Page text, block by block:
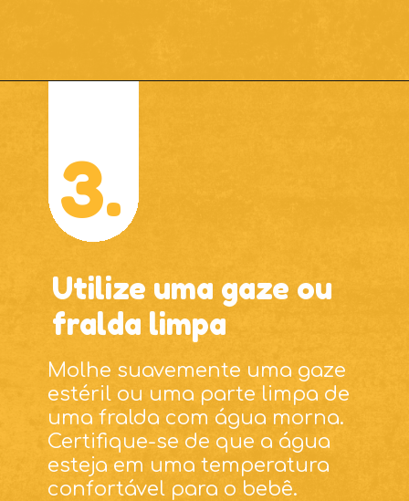
Molhe suavemente uma gaze
estéril ou uma parte limpa de
uma fralda com água morna.
Certifique-se de que a água
esteja em uma temperatura
confortável para o bebê.
Utilize uma gaze ou
fralda limpa
3.